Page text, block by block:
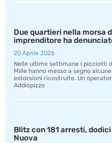
Due quartieri nella morsa
imprenditore ha
20 Aprile 2026
Nelle ultime settimane i picciotti
Mille hanno messo a segno
estorsioni ricostruite. Un
Addiopizzo
Blitz con 181 arresti,
Nuova